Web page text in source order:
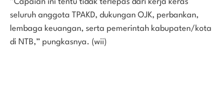
seluruh anggota TPAKD, dukungan OJK, perbankan,
lembaga keuangan, serta pemerintah kabupaten/kota
di NTB,” pungkasnya. (wii)